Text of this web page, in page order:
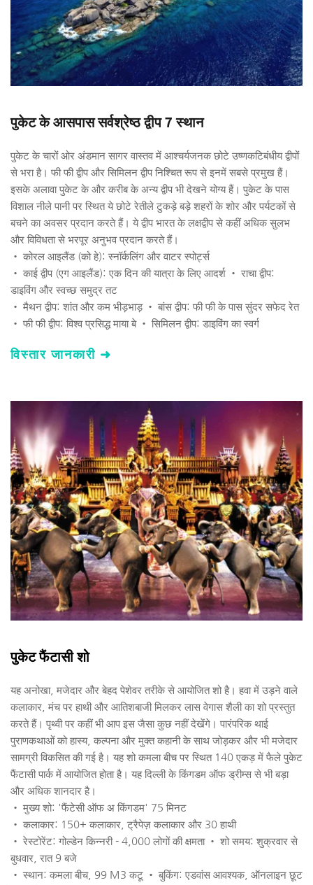
पुकेट के आसपास सर्वश्रेष्ठ द्वीप 7 स्थान
पुकेट के चारों ओर अंडमान सागर वास्तव में आश्चर्यजनक छोटे उष्णकटिबंधीय द्वीपों
से भरा है। फी फी द्वीप और सिमिलन द्वीप निश्चित रूप से इनमें सबसे प्रमुख हैं।
इसके अलावा पुकेट के और करीब के अन्य द्वीप भी देखने योग्य हैं। पुकेट के पास
विशाल नीले पानी पर स्थित ये छोटे रेतीले टुकड़े बड़े शहरों के शोर और पर्यटकों से
बचने का अवसर प्रदान करते हैं। ये द्वीप भारत के लक्षद्वीप से कहीं अधिक सुलभ
और विविधता से भरपूर अनुभव प्रदान करते हैं।
• कोरल आइलैंड (को हे): स्नॉर्कलिंग और वाटर स्पोर्ट्स
• काई द्वीप (एग आइलैंड): एक दिन की यात्रा के लिए आदर्श • राचा द्वीप:
डाइविंग और स्वच्छ समुद्र तट
• मैथन द्वीप: शांत और कम भीड़भाड़ • बांस द्वीप: फी फी के पास सुंदर सफेद रेत
• फी फी द्वीप: विश्व प्रसिद्ध माया बे • सिमिलन द्वीप: डाइविंग का स्वर्ग
विस्तार जानकारी ➜
पुकेट फैंटासी शो
यह अनोखा, मजेदार और बेहद पेशेवर तरीके से आयोजित शो है। हवा में उड़ने वाले
कलाकार, मंच पर हाथी और आतिशबाजी मिलकर लास वेगास शैली का शो प्रस्तुत
करते हैं। पृथ्वी पर कहीं भी आप इस जैसा कुछ नहीं देखेंगे। पारंपरिक थाई
पुराणकथाओं को हास्य, कल्पना और मुक्त कहानी के साथ जोड़कर और भी मजेदार
सामग्री विकसित की गई है। यह शो कमला बीच पर स्थित 140 एकड़ में फैले पुकेट
फैंटासी पार्क में आयोजित होता है। यह दिल्ली के किंगडम ऑफ ड्रीम्स से भी बड़ा
और अधिक शानदार है।
• मुख्य शो: 'फैंटेसी ऑफ अ किंगडम' 75 मिनट
• कलाकार: 150+ कलाकार, ट्रैपेज़ कलाकार और 30 हाथी
• रेस्टोरेंट: गोल्डेन किन्नरी - 4,000 लोगों की क्षमता • शो समय: शुक्रवार से
बुधवार, रात 9 बजे
• स्थान: कमला बीच, 99 M3 कटू • बुकिंग: एडवांस आवश्यक, ऑनलाइन छूट